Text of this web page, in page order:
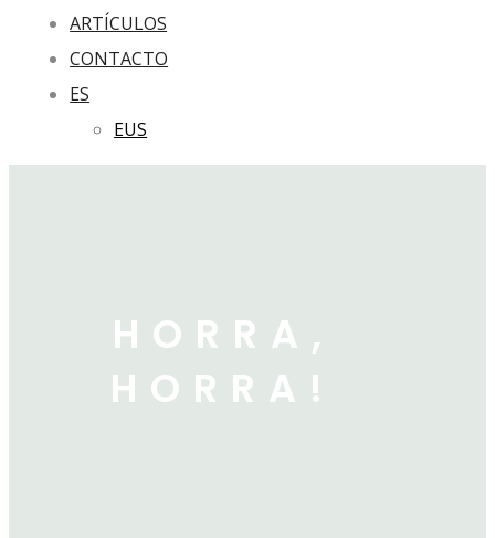
ARTÍCULOS
CONTACTO
ES
EUS
HORRA,
HORRA!